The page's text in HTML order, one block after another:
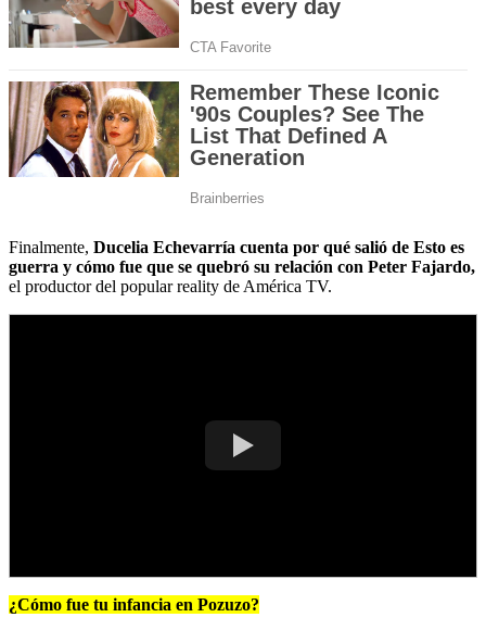
Finalmente, Ducelia Echevarría cuenta por qué salió de Esto es
guerra y cómo fue que se quebró su relación con Peter Fajardo,
el productor del popular reality de América TV.
¿Cómo fue tu infancia en Pozuzo?